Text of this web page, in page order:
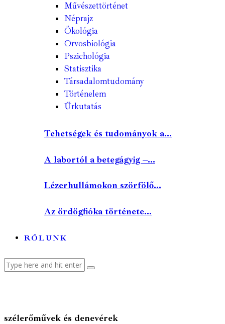
Művészettörténet
Néprajz
Ökológia
Orvosbiológia
Pszichológia
Statisztika
Társadalomtudomány
Történelem
Űrkutatás
Tehetségek és tudományok a...
A labortól a betegágyig –...
Lézerhullámokon szörfölő...
Az ördögfióka története...
RÓLUNK
szélerőművek és denevérek